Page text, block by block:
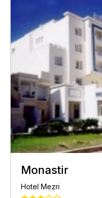
Monastir
Hotel Mezri